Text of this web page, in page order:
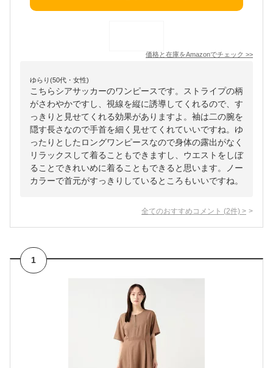
価格と在庫をAmazonでチェック >>
ゆらり(50代・女性)
こちらシアサッカーのワンピースです。ストライプの柄
がさわやかですし、視線を縦に誘導してくれるので、す
っきりと見せてくれる効果がありますよ。袖は二の腕を
隠す長さなので手首を細く見せてくれていいですね。ゆ
ったりとしたロングワンピースなので身体の露出がなく
リラックスして着ることもできますし、ウエストをしぼ
ることできれいめに着ることもできると思います。ノー
カラーで首元がすっきりしているところもいいですね。
全てのおすすめコメント (2件) >
1